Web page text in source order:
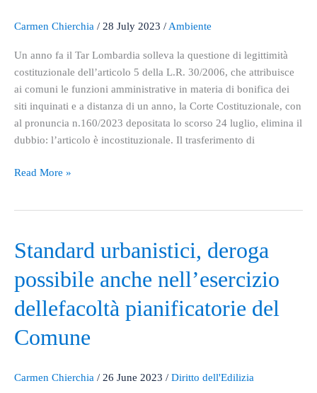
Carmen Chierchia / 28 July 2023 /Ambiente
Un anno fa il Tar Lombardia solleva la questione di legittimità
costituzionale dell’articolo 5 della L.R. 30/2006, che attribuisce
ai comuni le funzioni amministrative in materia di bonifica dei
siti inquinati e a distanza di un anno, la Corte Costituzionale, con
al pronuncia n.160/2023 depositata lo scorso 24 luglio, elimina il
dubbio: l’articolo è incostituzionale. Il trasferimento di
potrebbe
il
blocco
Read More »
Standard urbanistici, deroga
possibile anche nell’esercizio
dellefacoltà pianificatorie del
Comune
Carmen Chierchia / 26 June 2023 / Diritto dell'Edilizia
Standard
urbanistici,
deroga
possibile
anche
nell’esercizio
dellefacoltà
del